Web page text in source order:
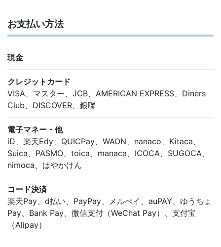
お支払い方法
現金
クレジットカード
VISA、マスター、JCB、AMERICAN EXPRESS、Diners
Club、DISCOVER、銀聯
電子マネー・他
iD、楽天Edy、QUICPay、WAON、nanaco、Kitaca、
Suica、PASMO、toica、manaca、ICOCA、SUGOCA、
nimoca、はやかけん
コード決済
楽天Pay、d払い、PayPay、メルぺイ、auPAY、ゆうちょ
Pay、Bank Pay、微信支付（WeChat Pay）、支付宝
（Alipay）